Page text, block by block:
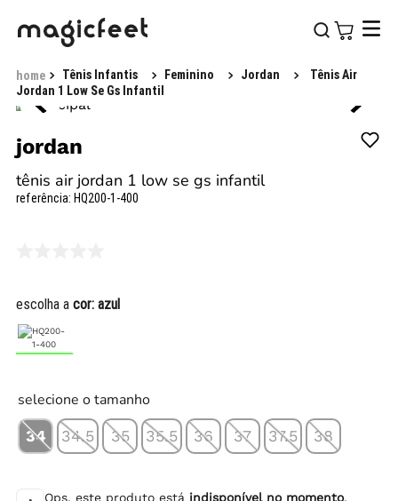
Tênis Infantis Feminino Jordan
Tênis Air
Jordan 1 Low Se Gs Infantil
jordan
tênis air jordan 1 low se gs infantil
referência: HQ200-1-400
escolha a cor: azul
selecione o tamanho
34 34.5 35 35.5 36 37 37.5 38
Ops, este produto está indisponível no momento,